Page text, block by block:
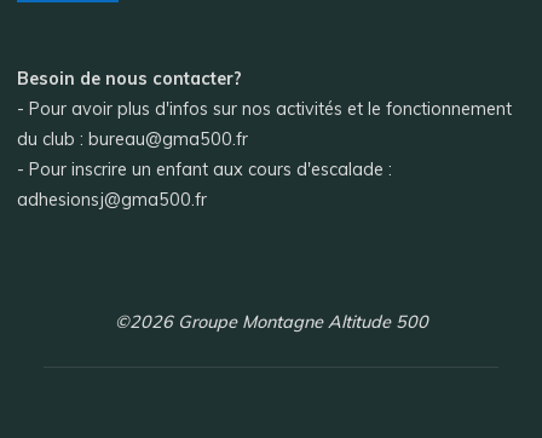
Besoin de nous contacter?
- Pour avoir plus d'infos sur nos activités et le fonctionnement
du club : bureau@gma500.fr
- Pour inscrire un enfant aux cours d'escalade :
adhesionsj@gma500.fr
©2026 Groupe Montagne Altitude 500